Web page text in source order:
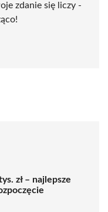
zdanie się liczy -
zł – najlepsze